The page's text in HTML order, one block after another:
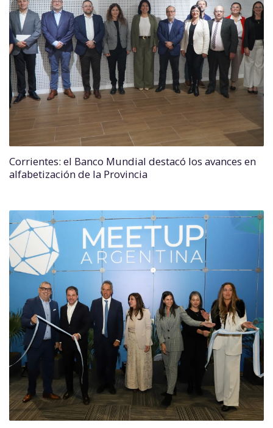
Corrientes: el Banco Mundial destacó los avances en
alfabetización de la Provincia